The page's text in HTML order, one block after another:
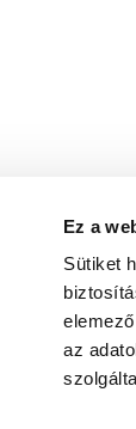
Ez a
Sütiket
az